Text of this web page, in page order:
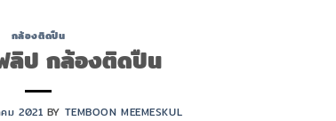
กล้องติดปืน
ลิป กล้องติดปืน
ม 2021 BY TEMBOON MEEMESKUL